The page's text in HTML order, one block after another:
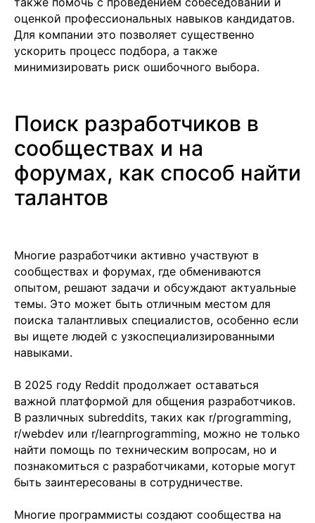
оценкой профессиональных навыков кандидатов.
Для компании это позволяет существенно
ускорить процесс подбора, а также
минимизировать риск ошибочного выбора.
Поиск разработчиков в
сообществах и на
форумах, как способ найти
талантов
Многие разработчики активно участвуют в
сообществах и форумах, где обмениваются
опытом, решают задачи и обсуждают актуальные
темы. Это может быть отличным местом для
поиска талантливых специалистов, особенно если
вы ищете людей с узкоспециализированными
навыками.
В 2025 году Reddit продолжает оставаться
важной платформой для общения разработчиков.
В различных subreddits, таких как r/programming,
r/webdev или r/learnprogramming, можно не только
найти помощь по техническим вопросам, но и
познакомиться с разработчиками, которые могут
быть заинтересованы в сотрудничестве.
Многие программисты создают сообщества на
Москва
Кейсы
Клиенты
Имплант
Блог
Политика конфиденциальности
м. Новые Черемушки, Бизнес центр
"Черри Тауэр" ул. Профсоюзная,56,офис
43
Кипр
Agios Georgios
Chavouzas, office 1-2
Limassol, Cyprus
+7 499 380 89 20
info@it-atlas.ru